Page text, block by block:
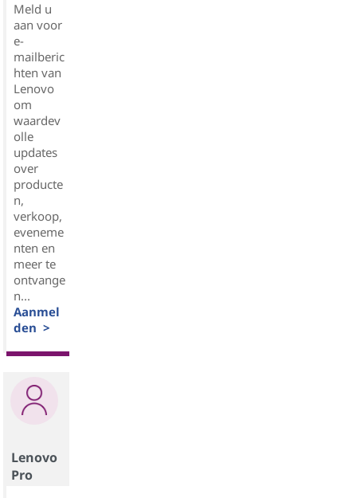
Meld u
aan voor
e-
mailberic
hten van
Lenovo
om
waardev
olle
updates
over
producte
n,
verkoop,
eveneme
nten en
meer te
ontvange
n...
Aanmel
den >
Lenovo
Pro